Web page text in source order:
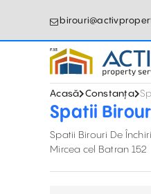
Acasă Constanța
Spatii
Spatii Birouri De
Mircea cel Batran 152